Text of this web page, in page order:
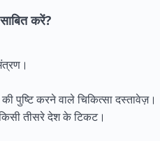
करें?
पुष्टि करने वाले चिकित्सा दस्तावेज़।
किसी तीसरे देश के टिकट।